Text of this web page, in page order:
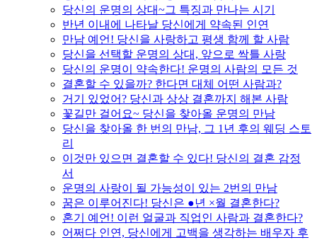
당신의 운명의 상대~그 특징과 만나는 시기
반년 이내에 나타날 당신에게 약속된 인연
만남 예언! 당신을 사랑하고 평생 함께 할 사람
당신을 선택할 운명의 상대, 앞으로 싹틀 사랑
당신의 운명이 약속한다! 운명의 사람의 모든 것
결혼할 수 있을까? 한다면 대체 어떤 사람과?
거기 있었어? 당신과 상상 결혼까지 해본 사람
꽃길만 걸어요~ 당신을 찾아올 운명의 만남
당신을 찾아올 한 번의 만남, 그 1년 후의 웨딩 스토
리
이것만 있으면 결혼할 수 있다! 당신의 결혼 감정
서
운명의 사랑이 될 가능성이 있는 2번의 만남
꿈은 이루어진다! 당신은 ●년 ×월 결혼한다?
혼기 예언! 이런 얼굴과 직업인 사람과 결혼한다?
어쩌다 인연, 당신에게 고백을 생각하는 배우자 후